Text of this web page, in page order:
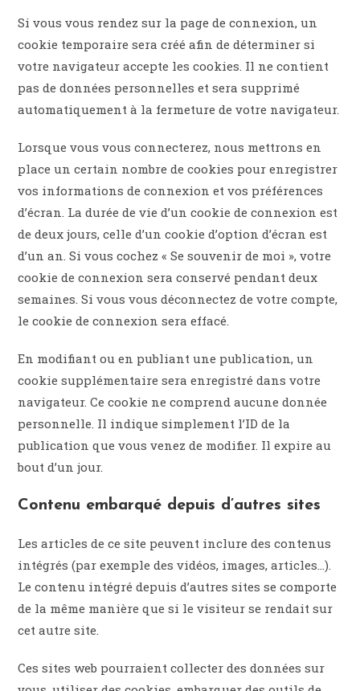
Si vous vous rendez sur la page de connexion, un
cookie temporaire sera créé afin de déterminer si
votre navigateur accepte les cookies. Il ne contient
pas de données personnelles et sera supprimé
automatiquement à la fermeture de votre navigateur.
Lorsque vous vous connecterez, nous mettrons en
place un certain nombre de cookies pour enregistrer
vos informations de connexion et vos préférences
d’écran. La durée de vie d’un cookie de connexion est
de deux jours, celle d’un cookie d’option d’écran est
d’un an. Si vous cochez « Se souvenir de moi », votre
cookie de connexion sera conservé pendant deux
semaines. Si vous vous déconnectez de votre compte,
le cookie de connexion sera effacé.
En modifiant ou en publiant une publication, un
cookie supplémentaire sera enregistré dans votre
navigateur. Ce cookie ne comprend aucune donnée
personnelle. Il indique simplement l’ID de la
publication que vous venez de modifier. Il expire au
bout d’un jour.
Contenu embarqué depuis d’autres sites
Les articles de ce site peuvent inclure des contenus
intégrés (par exemple des vidéos, images, articles…).
Le contenu intégré depuis d’autres sites se comporte
de la même manière que si le visiteur se rendait sur
cet autre site.
Ces sites web pourraient collecter des données sur